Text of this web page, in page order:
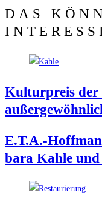
DAS
Kul­tur­preis der
E.T.A.-
ba­ra Kah­le